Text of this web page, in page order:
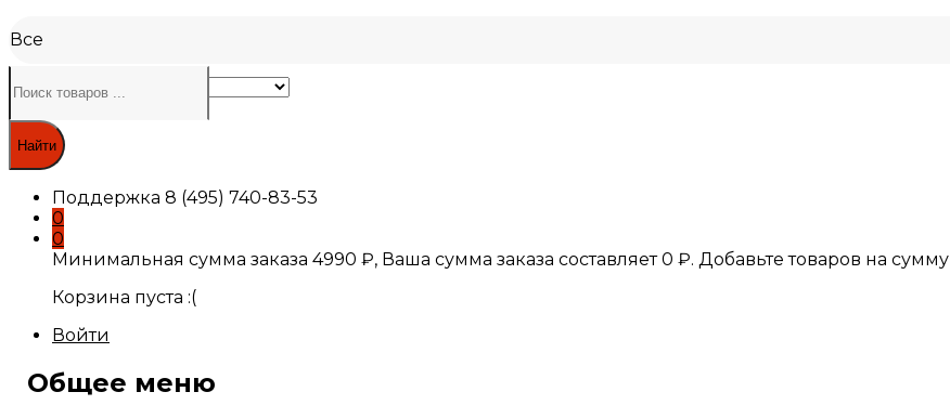
Все
Найти
Поддержка 8 (495) 740-83-53
0
0
Минимальная сумма заказа 4990 ₽, Ваша сумма заказа составляет0 ₽. Добавьте товаров на сумму
Корзина пуста :(
Войти
Общее меню